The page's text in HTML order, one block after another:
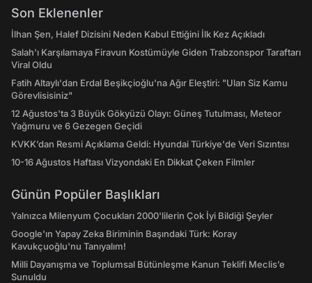
Son Eklenenler
İlhan Şen, Halef Dizisini Neden Kabul Ettiğini İlk Kez Açıkladı
Salah'ı Karşılamaya Firavun Kostümüyle Giden Trabzonspor Taraftarı
Viral Oldu
Fatih Altaylı'dan Erdal Beşikçioğlu'na Ağır Eleştiri: "Ulan Siz Kamu
Görevlisisiniz"
12 Ağustos'ta 3 Büyük Gökyüzü Olayı: Güneş Tutulması, Meteor
Yağmuru ve 6 Gezegen Geçidi
KVKK’dan Resmi Açıklama Geldi: Hyundai Türkiye'de Veri Sızıntısı
10-16 Ağustos Haftası Vizyondaki En Dikkat Çeken Filmler
Günün Popüler Başlıkları
Yalnızca Milenyum Çocukları 2000'lilerin Çok İyi Bildiği Şeyler
Google'ın Yapay Zeka Biriminin Başındaki Türk: Koray
Kavukçuoğlu'nu Tanıyalım!
Milli Dayanışma ve Toplumsal Bütünleşme Kanun Teklifi Meclis’e
Sunuldu